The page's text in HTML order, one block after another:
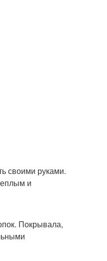
своими руками.
и
Покрывала,